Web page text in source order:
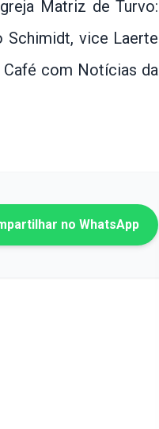
Matriz de Turvo:
vice Laerte
Café com Notícias da
no WhatsApp